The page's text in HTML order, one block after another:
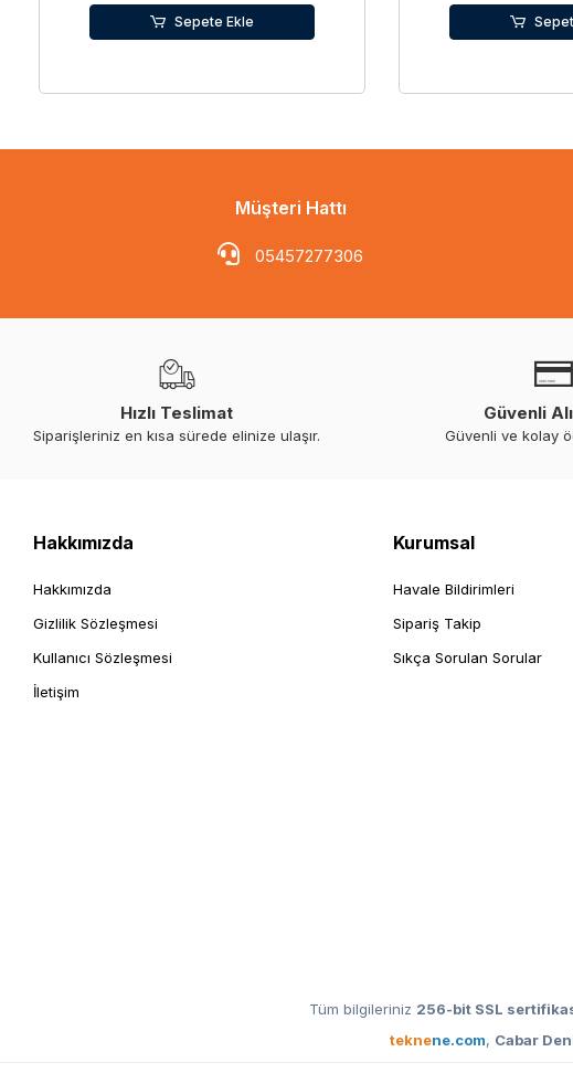
Sepete Ekle
Müşteri Hattı
05457277306
Hızlı Teslimat
Siparişleriniz en kısa sürede elinize ulaşır.
Güvenli
Güvenli ve kolay
Hakkımızda
Hakkımızda
Gizlilik Sözleşmesi
Kullanıcı Sözleşmesi
İletişim
Kurumsal
Havale Bildirimleri
Sipariş Takip
Sıkça Sorulan Sorular
Tüm bilgileriniz 256-bit SSL
teknene.com, Cabar